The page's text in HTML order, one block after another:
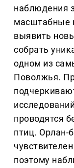
наблюдения
масштабные
выявить
собрать
одном из
Поволжья.
проводятся
птиц. Орлан-
поэтому